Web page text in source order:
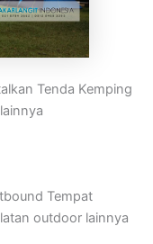
Tenda Kemping
Tempat
outdoor lainnya